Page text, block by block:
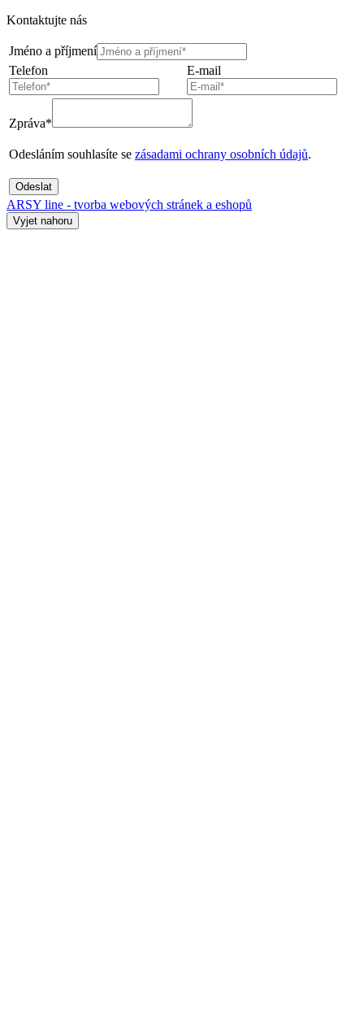
Kontaktujte nás
Jméno a příjmení
Telefon
E-mail
Zpráva*
Odesláním souhlasíte se zásadami ochrany osobních údajů.
Odeslat
ARSY line - tvorba webových stránek a eshopů
Vyjet nahoru